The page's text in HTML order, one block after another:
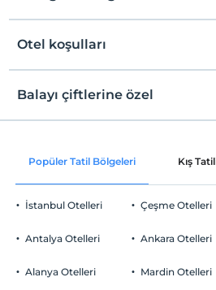
Ücretsiz Wi-fi
Otopark (Tesis
Otel koşulları
Check/in
En erken saat 14:00 ve sonrası
Check/out
Evcil Hayvan
Sigara
Çocuklar
Her bir oda için 3 yaşına kadar 1 çocuk
Balayı çiftlerine özel
Özel nevresim
Popüler Tatil Bölgeleri Kış
İstanbul Otelleri
Antalya Otelleri
Alanya Otelleri
Çeşme Otelleri
Ankara Otelleri
Mardin Otelleri